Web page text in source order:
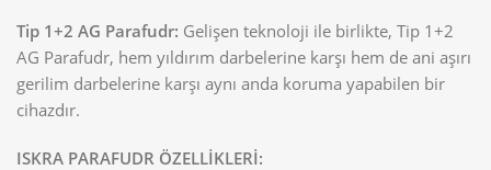
Tip 1+2 AG Parafudr: Gelişen teknoloji ile birlikte, Tip 1+2
AG Parafudr, hem yıldırım darbelerine karşı hem de ani aşırı
gerilim darbelerine karşı aynı anda koruma yapabilen bir
cihazdır.
ISKRA PARAFUDR ÖZELLİKLERİ: